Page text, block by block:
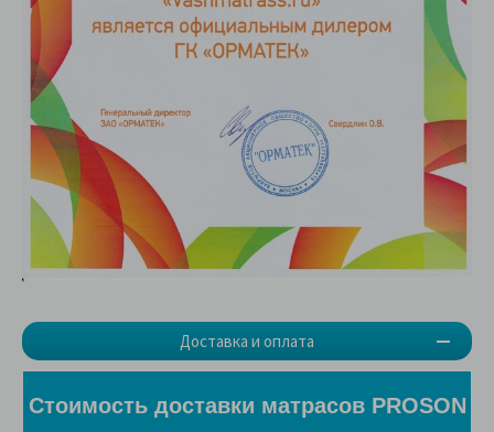
Доставка и оплата
Стоимость доставки матрасов PROSON